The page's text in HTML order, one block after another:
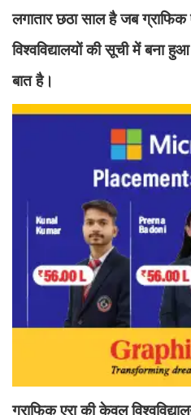
लगातार छठा साल है जब
विश्वविद्यालयों की सूची में बना
बात है।
ग्राफिक एरा की केवल